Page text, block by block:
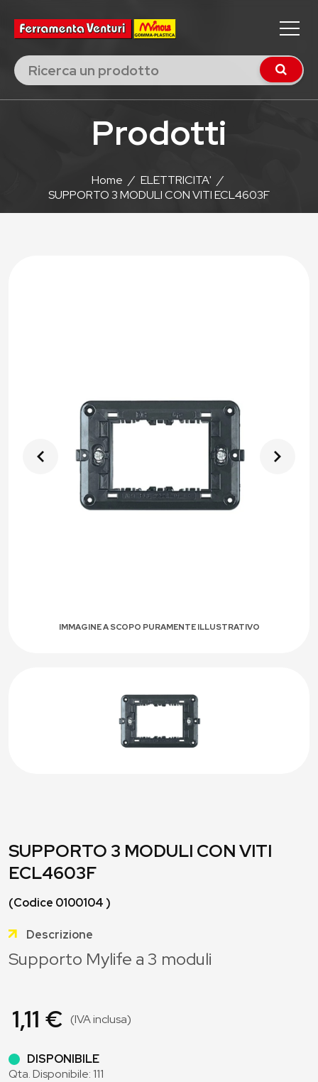
Prodotti
Home / ELETTRICITA' /
SUPPORTO 3 MODULI CON VITI ECL4603F
IMMAGINE A SCOPO PURAMENTE ILLUSTRATIVO
SUPPORTO 3 MODULI CON VITI
ECL4603F
(Codice 0100104 )
Descrizione
Supporto Mylife a 3 moduli
1,11 € (IVA inclusa)
DISPONIBILE
Qta. Disponibile: 111